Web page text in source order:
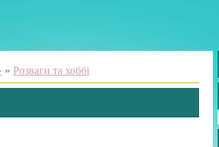
» Розваги та хоббі